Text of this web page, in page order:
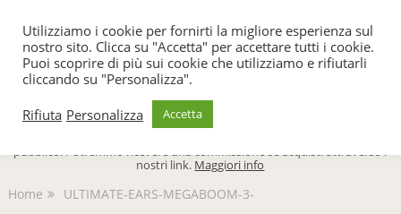
TecnoFacile
Menu
pubblico. Potremmo ricevere una commissione se acquisti attraverso i
nostri link. Maggiori info
Home ULTIMATE-EARS-MEGABOOM-3-
Utilizziamo i cookie per fornirti la migliore esperienza sul
nostro sito. Clicca su "Accetta" per accettare tutti i cookie.
Puoi scoprire di più sui cookie che utilizziamo e rifiutarli
cliccando su "Personalizza".
Rifiuta Personalizza Accetta